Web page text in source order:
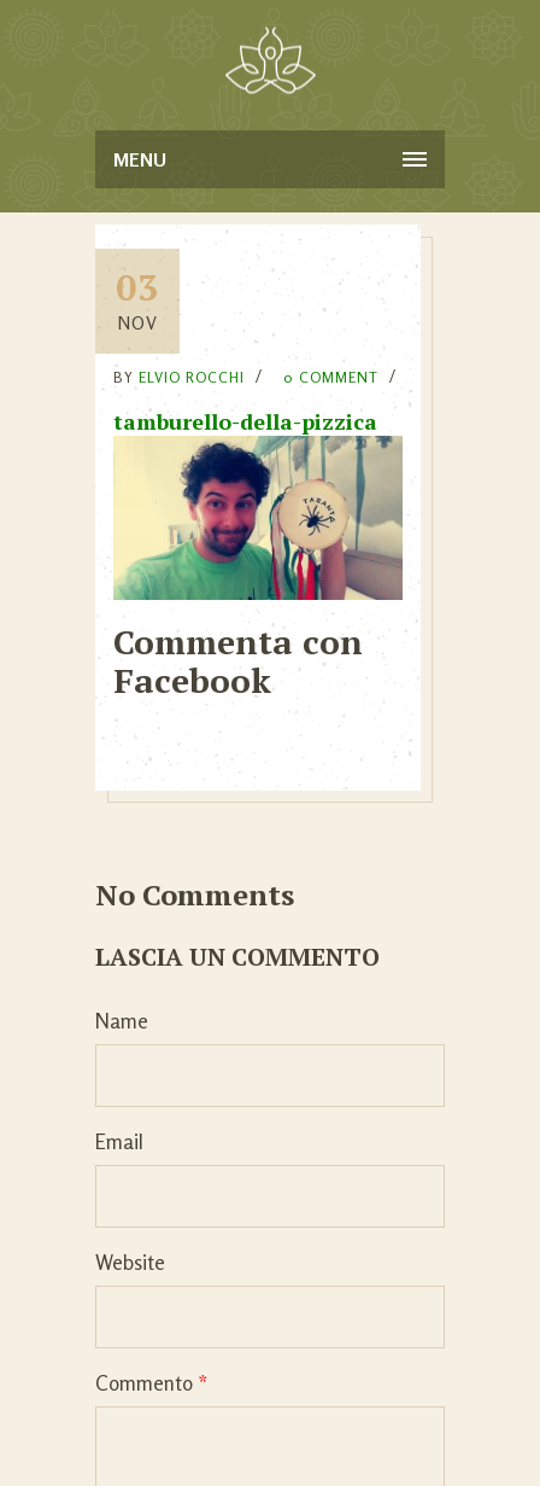
MENU
03
NOV
BY ELVIO ROCCHI 0 COMMENT
tamburello-della-pizzica
Commenta con
Facebook
No Comments
LASCIA UN COMMENTO
Name
Email
Website
Commento *